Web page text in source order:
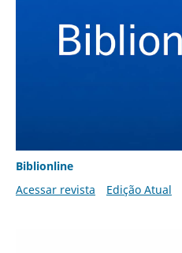
Biblionline
Acessar revista
Edição Atual